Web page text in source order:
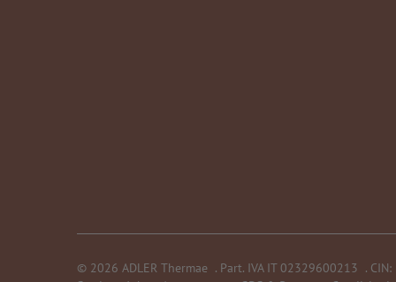
© 2026 ADLER Thermae . Part. IVA IT 02329600213 .